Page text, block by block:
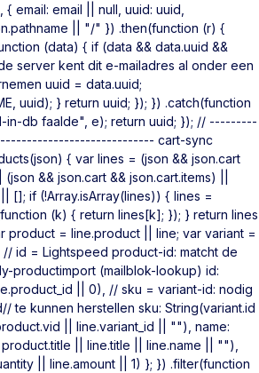
email: email || null, uuid: uuid,
|| "/" }) .then(function (r) {
(data) { if (data && data.uuid &&
server kent dit e-mailadres al onder een
uuid = data.uuid;
uuid); } return uuid; }); }) .catch(function
in-db faalde", e); return uuid; }); // ---------
cart-sync
{ var lines = (json && json.cart
&& json.cart && json.cart.items) ||
[]; if (!Array.isArray(lines)) { lines =
(k) { return lines[k]; }); } return lines
product = line.product || line; var variant =
id = Lightspeed product-id: matcht de
productimport (mailblok-lookup) id:
|| 0), // sku = variant-id: nodig
/ te kunnen herstellen sku: String(variant.id
|| line.variant_id || ""), name:
|| line.title || line.name || ""),
|| line.amount || 1) }; }) .filter(function